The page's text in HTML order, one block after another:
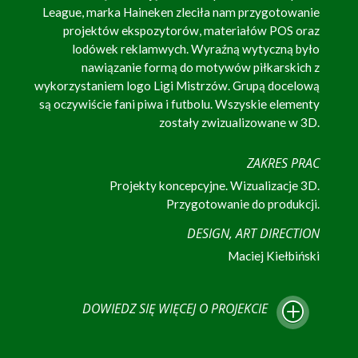
League, marka Haineken zleciła nam przygotowanie
projektów ekspozytorów, materiałów POS oraz
lodówek reklamwych. Wyraźną wytyczną było
nawiązanie formą do motywów piłkarskich z
wykorzystaniem logo Ligi Mistrzów. Grupą docelową
są oczywiście fani piwa i futbolu. Wszyskie elementy
zostały zwizualizowane w 3D.
ZAKRES PRAC
Projekty koncepcyjne. Wizualizacje 3D.
Przygotowanie do produkcji.
DESIGN, ART DIRECTION
Maciej Kiełbiński
DOWIEDZ SIĘ WIĘCEJ O PROJEKCIE